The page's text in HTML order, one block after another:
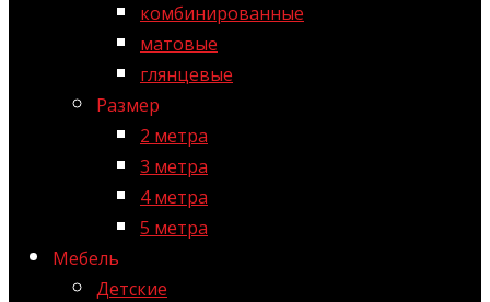
комбинированные
матовые
глянцевые
Размер
2 метра
3 метра
4 метра
5 метра
Мебель
Детские